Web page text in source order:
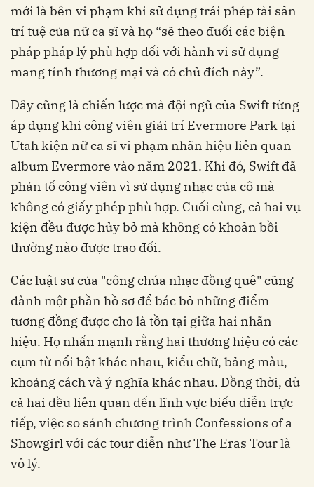
mới là bên vi phạm khi sử dụng trái phép tài sản
trí tuệ của nữ ca sĩ và họ “sẽ theo đuổi các biện
pháp pháp lý phù hợp đối với hành vi sử dụng
mang tính thương mại và có chủ đích này”.
Đây cũng là chiến lược mà đội ngũ của Swift từng
áp dụng khi công viên giải trí Evermore Park tại
Utah kiện nữ ca sĩ vi phạm nhãn hiệu liên quan
album Evermore vào năm 2021. Khi đó, Swift đã
phản tố công viên vì sử dụng nhạc của cô mà
không có giấy phép phù hợp. Cuối cùng, cả hai vụ
kiện đều được hủy bỏ mà không có khoản bồi
thường nào được trao đổi.
Các luật sư của "công chúa nhạc đồng quê" cũng
dành một phần hồ sơ để bác bỏ những điểm
tương đồng được cho là tồn tại giữa hai nhãn
hiệu. Họ nhấn mạnh rằng hai thương hiệu có các
cụm từ nổi bật khác nhau, kiểu chữ, bảng màu,
khoảng cách và ý nghĩa khác nhau. Đồng thời, dù
cả hai đều liên quan đến lĩnh vực biểu diễn trực
tiếp, việc so sánh chương trình Confessions of a
Showgirl với các tour diễn như The Eras Tour là
vô lý.